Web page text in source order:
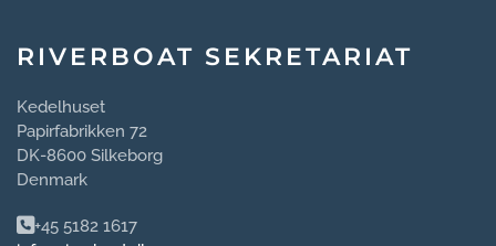
RIVERBOAT SEKRETARIAT
Kedelhuset
Papirfabrikken 72
DK-8600 Silkeborg
Denmark
+45 5182 1617